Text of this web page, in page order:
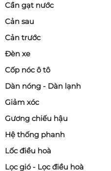
Cần gạt nước
Cản sau
Cản trước
Đèn xe
Cốp nóc ô tô
Dàn nóng - Dàn lạnh
Giảm xóc
Gương chiếu hậu
Hệ thống phanh
Lốc điều hoà
Lọc gió - Lọc điều hoà